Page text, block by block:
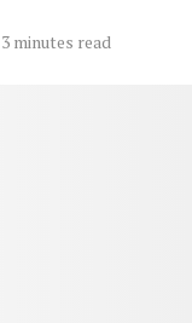
3 minutes read